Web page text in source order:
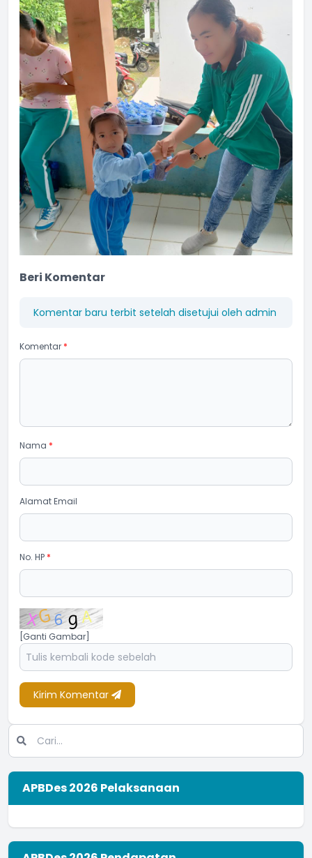
Beri Komentar
Komentar baru terbit setelah disetujui oleh admin
Komentar *
Nama *
Alamat Email
No. HP *
[Ganti Gambar]
Kirim Komentar
APBDes 2026 Pelaksanaan